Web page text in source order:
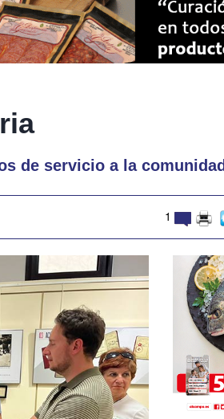
de servicio a la comunidad
1